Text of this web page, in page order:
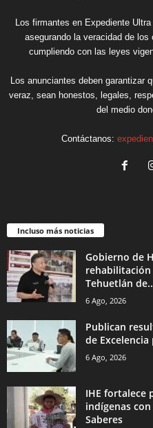
Los firmantes en Expediente
asegurando la veracidad de
cumpliendo con las leyes
Los anunciantes deben garantizar
veraz, sean honestos, legales,
del medio
Contáctanos:
Incluso más noticias
Gobierno de
Tehuetlán
6 Ago, 2026
Publican
de
6 Ago, 2026
IHE fortalece
indígenas
Saberes